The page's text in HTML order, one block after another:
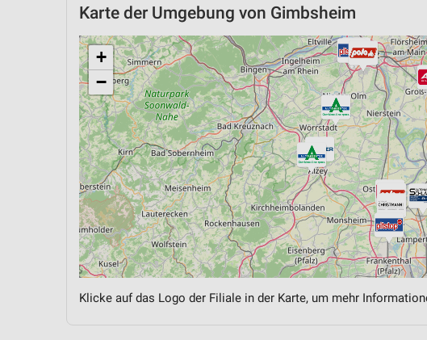
Karte der Umgebung von Gimbsheim
+
−
Klicke auf das Logo der Filiale in der Karte, um mehr